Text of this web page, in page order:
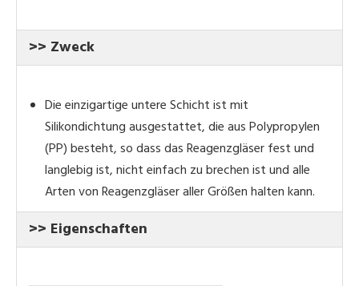
>> Zweck
Die einzigartige untere Schicht ist mit
Silikondichtung ausgestattet, die aus Polypropylen
(PP) besteht, so dass das Reagenzgläser fest und
langlebig ist, nicht einfach zu brechen ist und alle
Arten von Reagenzgläser aller Größen halten kann.
>> Eigenschaften